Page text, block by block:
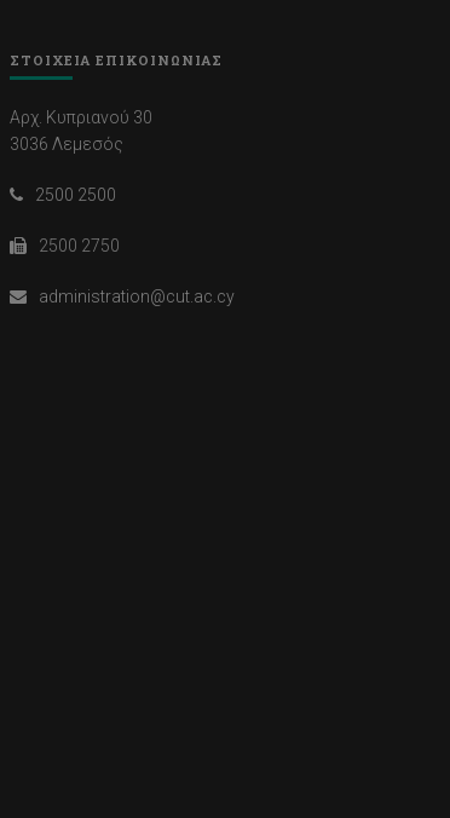
ΣΤΟΙΧΕΙΑ ΕΠΙΚΟΙΝΩΝΙΑΣ
Αρχ. Κυπριανού 30
3036 Λεμεσός
2500 2500
2500 2750
administration@cut.ac.cy